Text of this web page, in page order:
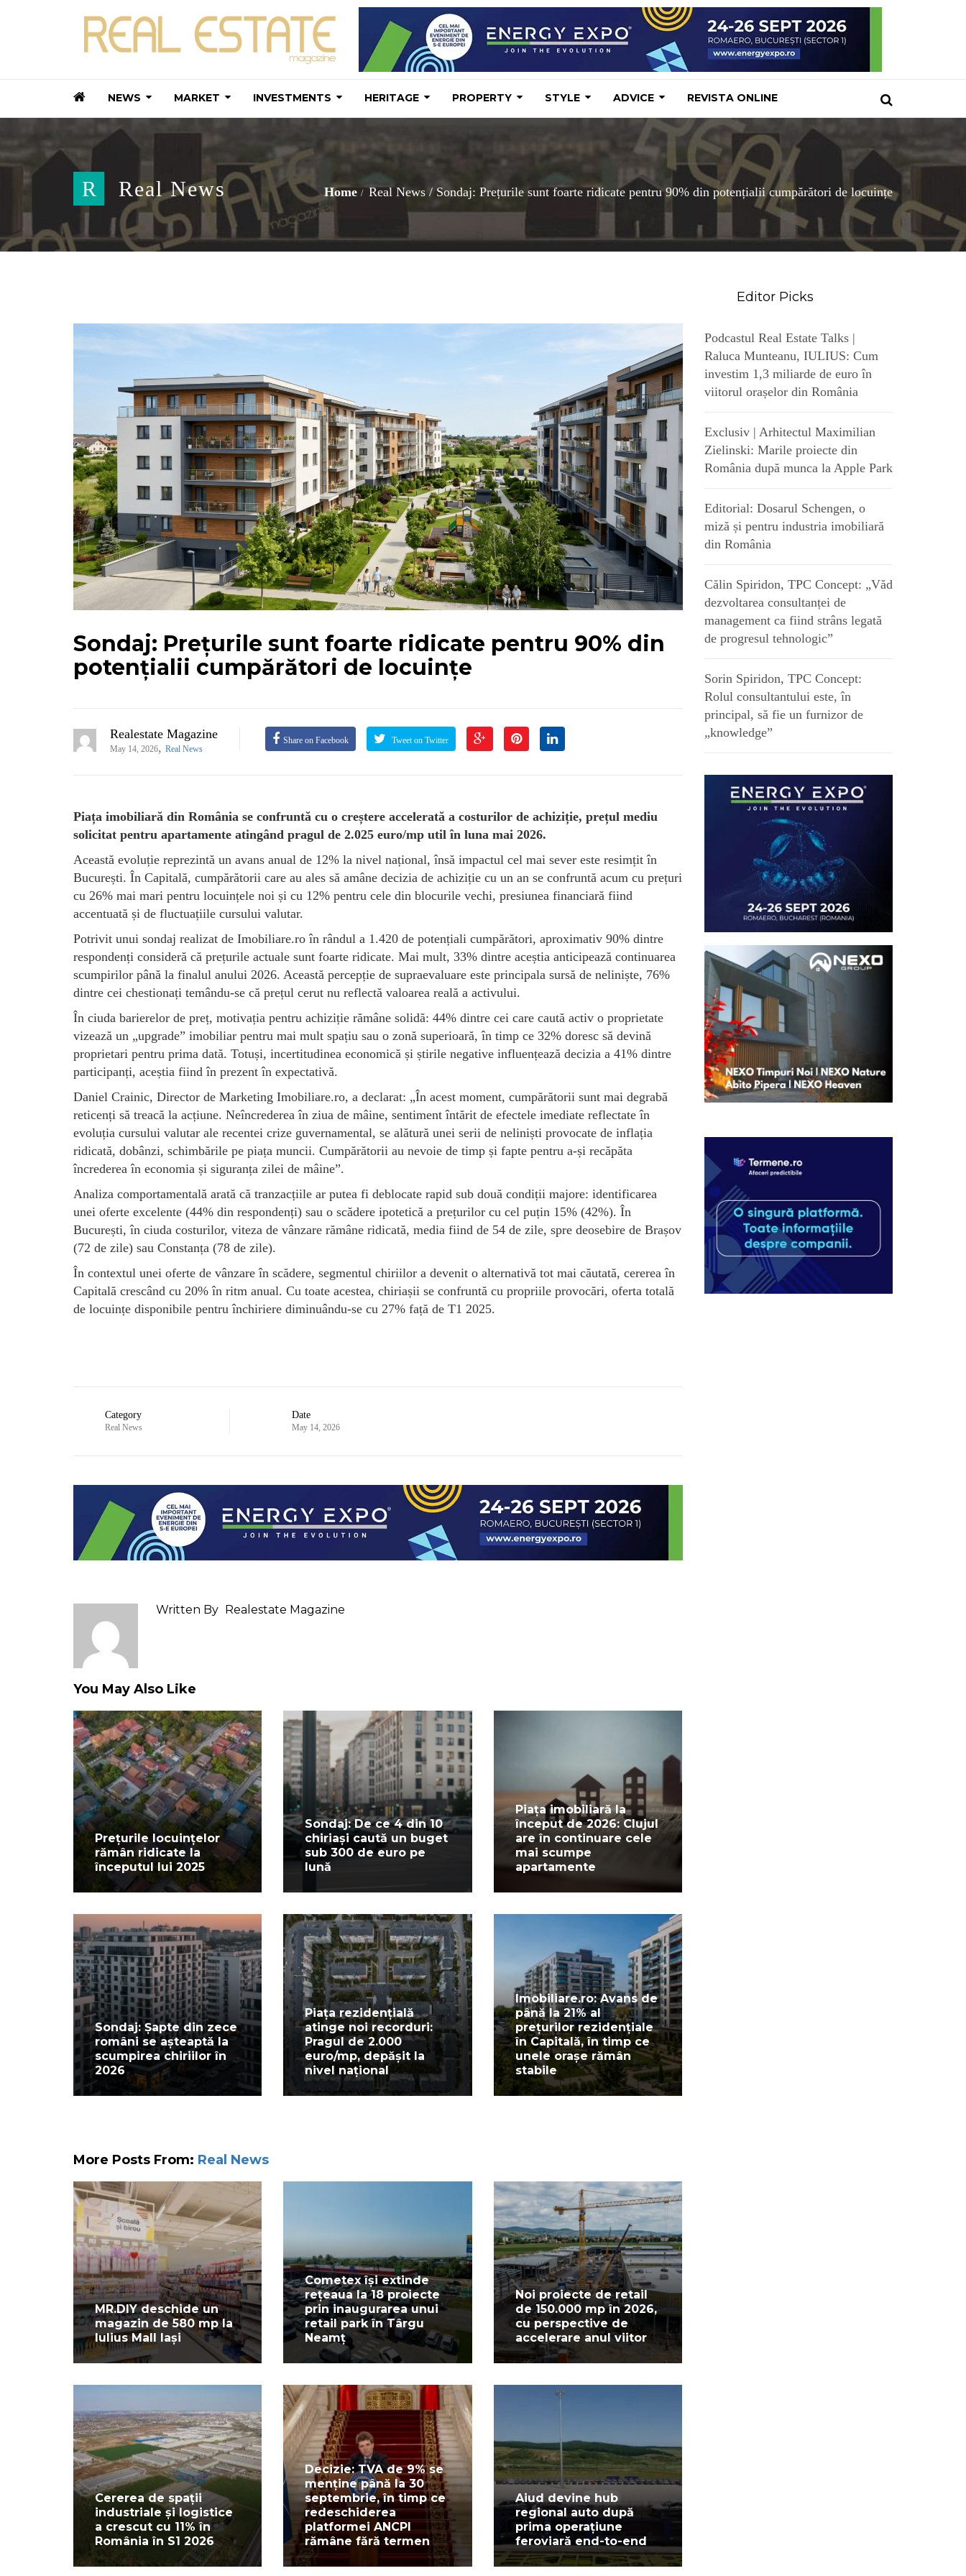
NEWS MARKET INVESTMENTS HERITAGE PROPERTY STYLE ADVICE REVISTA ONLINE
R Real News Home Real News /Sondaj: Prețurile sunt foarte ridicate pentru 90% din potențialii cumpărători de locuințe
Sondaj: Prețurile sunt foarte ridicate pentru 90% din
potențialii cumpărători de locuințe
Realestate Magazine
May 14, 2026, Real News
Share on Facebook Tweet on Twitter
Piața imobiliară din România se confruntă cu o creștere accelerată a costurilor de achiziție, prețul mediu
solicitat pentru apartamente atingând pragul de 2.025 euro/mp util în luna mai 2026.
Această evoluție reprezintă un avans anual de 12% la nivel național, însă impactul cel mai sever este resimțit în
București. În Capitală, cumpărătorii care au ales să amâne decizia de achiziție cu un an se confruntă acum cu prețuri
cu 26% mai mari pentru locuințele noi și cu 12% pentru cele din blocurile vechi, presiunea financiară fiind
accentuată și de fluctuațiile cursului valutar.
Potrivit unui sondaj realizat de Imobiliare.ro în rândul a 1.420 de potențiali cumpărători, aproximativ 90% dintre
respondenți consideră că prețurile actuale sunt foarte ridicate. Mai mult, 33% dintre aceștia anticipează continuarea
scumpirilor până la finalul anului 2026. Această percepție de supraevaluare este principala sursă de neliniște, 76%
dintre cei chestionați temându-se că prețul cerut nu reflectă valoarea reală a activului.
În ciuda barierelor de preț, motivația pentru achiziție rămâne solidă: 44% dintre cei care caută activ o proprietate
vizează un „upgrade” imobiliar pentru mai mult spațiu sau o zonă superioară, în timp ce 32% doresc să devină
proprietari pentru prima dată. Totuși, incertitudinea economică și știrile negative influențează decizia a 41% dintre
participanți, aceștia fiind în prezent în expectativă.
Daniel Crainic, Director de Marketing Imobiliare.ro, a declarat: „În acest moment, cumpărătorii sunt mai degrabă
reticenți să treacă la acțiune. Neîncrederea în ziua de mâine, sentiment întărit de efectele imediate reflectate în
evoluția cursului valutar ale recentei crize guvernamental, se alătură unei serii de neliniști provocate de inflația
ridicată, dobânzi, schimbările pe piața muncii. Cumpărătorii au nevoie de timp și fapte pentru a-și recăpăta
încrederea în economia și siguranța zilei de mâine”.
Analiza comportamentală arată că tranzacțiile ar putea fi deblocate rapid sub două condiții majore: identificarea
unei oferte excelente (44% din respondenți) sau o scădere ipotetică a prețurilor cu cel puțin 15% (42%). În
București, în ciuda costurilor, viteza de vânzare rămâne ridicată, media fiind de 54 de zile, spre deosebire de Brașov
(72 de zile) sau Constanța (78 de zile).
În contextul unei oferte de vânzare în scădere, segmentul chiriilor a devenit o alternativă tot mai căutată, cererea în
Capitală crescând cu 20% în ritm anual. Cu toate acestea, chiriașii se confruntă cu propriile provocări, oferta totală
de locuințe disponibile pentru închiriere diminuându-se cu 27% față de T1 2025.
Category
Real News
Date
May 14, 2026
Written By Realestate Magazine
You May Also Like
Prețurile locuințelor
rămân ridicate la
începutul lui 2025
Sondaj: De ce 4 din 10
chiriași caută un buget
sub 300 de euro pe
lună
Piața imobiliară la
început de 2026: Clujul
are în continuare cele
mai scumpe
apartamente
Sondaj: Șapte din zece
români se așteaptă la
scumpirea chiriilor în
2026
Piața rezidențială
atinge noi recorduri:
Pragul de 2.000
euro/mp, depășit la
nivel național
Imobiliare.ro: Avans de
până la 21% al
prețurilor rezidențiale
în Capitală, în timp ce
unele orașe rămân
stabile
More Posts From: Real News
MR.DIY deschide un
magazin de 580 mp la
Iulius Mall Iași
Cometex își extinde
rețeaua la 18 proiecte
prin inaugurarea unui
retail park în Târgu
Neamț
Noi proiecte de retail
de 150.000 mp în 2026,
cu perspective de
accelerare anul viitor
Cererea de spații
industriale și logistice
a crescut cu 11% în
România în S1 2026
Decizie: TVA de 9% se
menține până la 30
septembrie, în timp ce
redeschiderea
platformei ANCPI
rămâne fără termen
Aiud devine hub
regional auto după
prima operațiune
feroviară end-to-end
Editor Picks
Podcastul Real Estate Talks |
Raluca Munteanu, IULIUS: Cum
investim 1,3 miliarde de euro în
viitorul orașelor din România
Exclusiv | Arhitectul Maximilian
Zielinski: Marile proiecte din
România după munca la Apple Park
Editorial: Dosarul Schengen, o
miză și pentru industria imobiliară
din România
Călin Spiridon, TPC Concept: „Văd
dezvoltarea consultanței de
management ca fiind strâns legată
de progresul tehnologic”
Sorin Spiridon, TPC Concept:
Rolul consultantului este, în
principal, să fie un furnizor de
„knowledge”